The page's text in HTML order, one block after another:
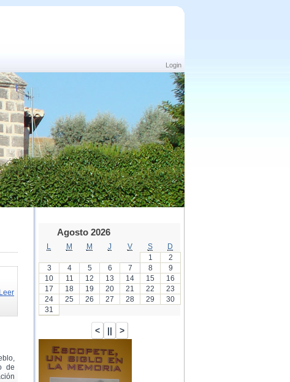
Login
Leer
de
Agosto 2026
M M J V S
D
1
2
3
4 5 6 7 8
9
10
11 12 13 14 15
16
17
18 19 20 21 22
23
24
25 26 27 28 29
30
31